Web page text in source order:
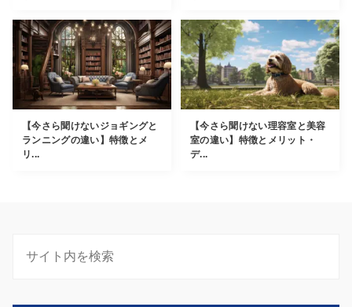
【今さら聞けないジョギングと
ランニングの違い】特徴とメ
リ...
【今さら聞けない理容室と美容
室の違い】特徴とメリット・
デ...